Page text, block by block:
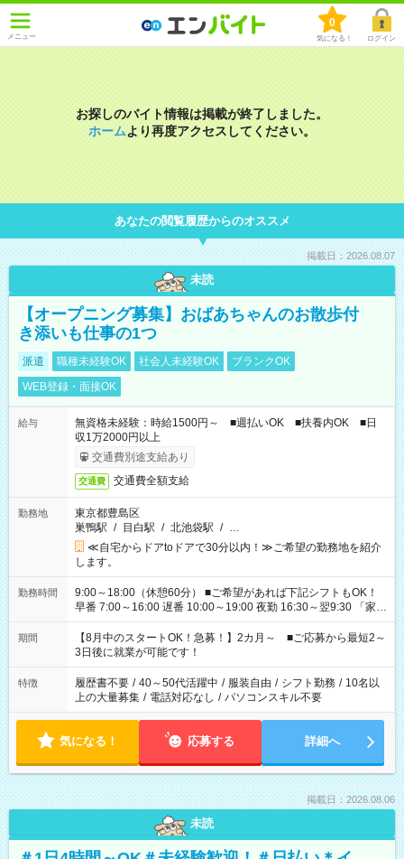
メニュー
0
気になる！ ログイン
お探しのバイト情報は掲載が終了しました。
ホームより再度アクセスしてください。
あなたの閲覧履歴からのオススメ
掲載日：2026.08.07
未読
【オープニング募集】おばあちゃんのお散歩付
き添いも仕事の1つ
派遣 職種未経験OK 社会人未経験OK
ブランクOK
WEB登録・面接OK
給与
無資格未経験：時給1500円～ ■週払いOK ■扶養内OK ■日
収1万2000円以上
交通費別途支給あり
交通費 交通費全額支給
勤務地
東京都豊島区
巣鴨駅 / 目白駅 / 北池袋駅 / …
≪自宅からドアtoドアで30分以内！≫ご希望の勤務地を紹介
します。
勤務時間
9:00～18:00（休憩60分） ■ご希望があれば下記シフトもOK！
早番 7:00～16:00 遅番 10:00～19:00 夜勤 16:30～翌9:30 「家族
と休みを合わせたい」 「余裕を持って夕飯の準備がしたい」
「できれば残業はしたくない」 など、ご希望を教えてください
ね。 ※Wワーク希望の方へ 今ご覧のお仕事で希望する勤務時間
と、もう1つのお仕事の勤務時間。 合計で週40時間を超える場
合は応募できません。
期間
【8月中のスタートOK！急募！】2カ月～ ■ご応募から最短2～
3日後に就業が可能です！
特徴 履歴書不要 / 40～50代活躍中 / 服装自由 / シフト勤務 / 10名以
上の大量募集 / 電話対応なし / パソコンスキル不要
気になる！ 応募する 詳細へ
掲載日：2026.08.06
未読